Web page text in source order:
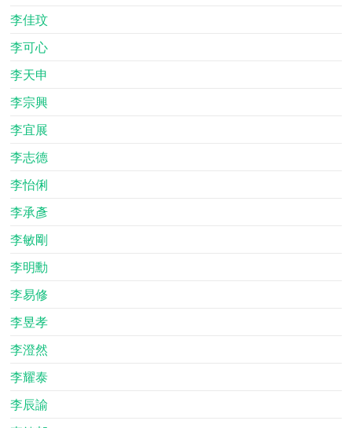
李佳玟
李可心
李天申
李宗興
李宜展
李志德
李怡俐
李承彥
李敏剛
李明勳
李易修
李昱孝
李澄然
李耀泰
李辰諭